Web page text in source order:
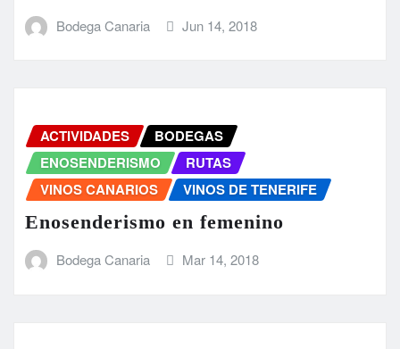
Bodega Canaria Jun 14, 2018
ACTIVIDADES
BODEGAS
ENOSENDERISMO
RUTAS
VINOS CANARIOS
VINOS DE TENERIFE
Enosenderismo en femenino
Bodega Canaria Mar 14, 2018